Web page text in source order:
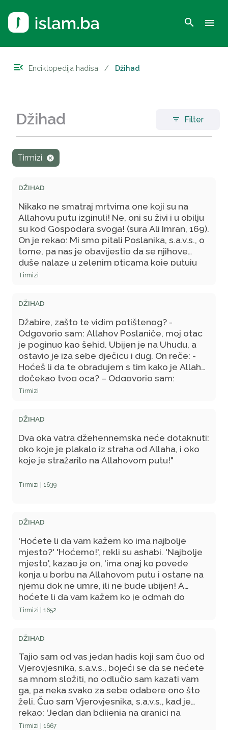
search menu
menu_open Enciklopedija hadisa / Džihad
filter_list Filter
Džihad
Tirmizi cancel
DŽIHAD
Nikako ne smatraj mrtvima one koji su na
Allahovu putu izginuli! Ne, oni su živi i u obilju
su kod Gospodara svoga! (sura Ali Imran, 169).
On je rekao: Mi smo pitali Poslanika, s.a.v.s., o
tome, pa nas je obavijestio da se njihove
duše nalaze u zelenim pticama koje putuju
po Džennetu kuda god požele i vraćaju se u
nedostaje; da vam to dam? - Oni su
odgovorili: Gospodaru naš, kako da nam
nešto nadostaje, a mi letimo Džennetom
kudgod poželimo? On im je pokakazao drugi
put i upitao ih: Da li vam nešto nedostaje da
vam to dam? - Kada su uvidjeli da neće biti
pošteđeni, rekli su: Neka se vrate naše duše
kako bismo se vratili na dunjaluk te se borili
na Tvome putu po drugi put.
Tirmizi
DŽIHAD
Džabire, zašto te vidim potištenog? -
Odgovorio sam: Allahov Poslaniče, moj otac
je poginuo kao šehid. Ubijen je na Uhudu, a
ostavio je iza sebe dječicu i dug. On reče: -
Hoćeš li da te obradujem s tim kako je Allah
dočekao tvog oca? – Odgovorio sam:
Svakako, Allahov Poslaniče! On reče: - Nije
lice. Zatim mu je rekao: - Moj robe, zatraži od
Mene da ti dam! - On je odgovorio: - Oživi me
da drugi put budem ubijen zbog Tebe! - Na to
je rekao Gospodar, dž.š.: - Zaista je unaprijed
određeno kod Mene da oni neće biti vraćeni.
mrtvima one koji su na Allahovu putu izginuli!
Tirmizi
DŽIHAD
Dva oka vatra džehennemska neće dotaknuti:
oko koje je plakalo iz straha od Allaha, i oko
koje je stražarilo na Allahovom putu!"
Tirmizi | 1639
DŽIHAD
'Hoćete li da vam kažem ko ima najbolje
mjesto?' 'Hoćemo!', rekli su ashabi. 'Najbolje
mjesto', kazao je on, 'ima onaj ko povede
konja u borbu na Allahovom putu i ostane na
njemu dok ne umre, ili ne bude ubijen! A
hoćete li da vam kažem ko je odmah do
njega?' 'Hoćemo, Božiji Poslaniče!', rekli su
dajući zekat, pošteđujući ljude svoga zla! A
hoćete li da vam kažem koji je čovjek
najgori?' 'Hoćemo, Božiji Poslaniče!', rekli su
ashabi, na šta je on kazao: 'Onaj koji traži da
mu se daje radi Allaha, a koji radi Allaha ne
daje!'" (Hadis bilježe: Tirmizi, 1652, Nesai,
VI/8384, i Malik, I/35, 907.)
Tirmizi | 1652
DŽIHAD
Tajio sam od vas jedan hadis koji sam čuo od
Vjerovjesnika, s.a.v.s., bojeći se da se nećete
sa mnom složiti, no odlučio sam kazati vam
ga, pa neka svako za sebe odabere ono što
želi. Čuo sam Vjerovjesnika, s.a.v.s., kad je
rekao: 'Jedan dan bdijenja na granici na
Allahovom putu vredniji je nego hiljadu dana
Tirmizi | 1667